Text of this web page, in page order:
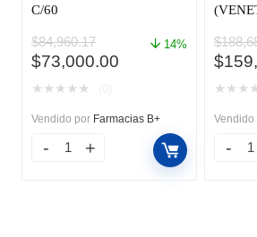
C/60
$84,960.17
El
precio
era:
$84,960.17.
$73,000.00
es:
$73,000.00.
14%
★ ★ ★ ★ ★
Vendido por Farmacias B+
$
El
precio
era:
$
★ ★ ★
Vendido